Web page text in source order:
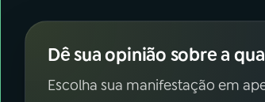
Dê sua opinião sobre a
Escolha sua manifestação em